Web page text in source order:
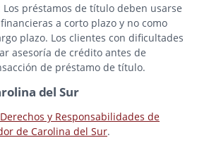
Los préstamos de título deben usarse
a corto plazo y no como
plazo. Los clientes con dificultades
asesoría de crédito antes de
de préstamo de título.
del Sur
y Responsabilidades de
de Carolina del Sur.